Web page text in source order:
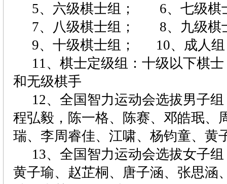
5、六级棋士组； 6、七级棋
7、八级棋士组； 8、九级棋
9、十级棋士组； 10、成人
11 、棋士定级组：十级以下棋
和无级棋手
12、全国智力运动会选拔男子
程弘毅，陈一格、陈赛、邓皓珉、
瑞、李周睿佳、江啸、杨钧童、黄
13、全国智力运动会选拔女子
黄子瑜、赵芷桐、唐子涵、张思涵